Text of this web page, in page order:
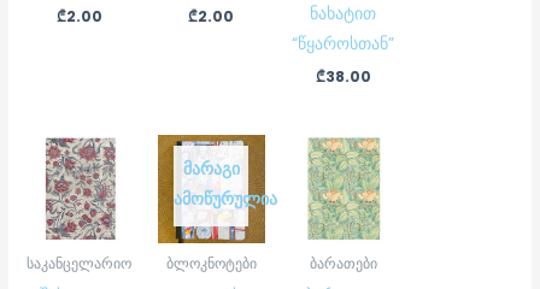
₾2.00 ₾2.00
ნახატით
“წყაროსთან”
₾38.00
საკანცელარიო
ᲛᲐᲠᲐᲒᲘ
ᲐᲛᲝᲬᲣᲠᲣᲚᲘᲐ
ბლოკნოტები ბარათები